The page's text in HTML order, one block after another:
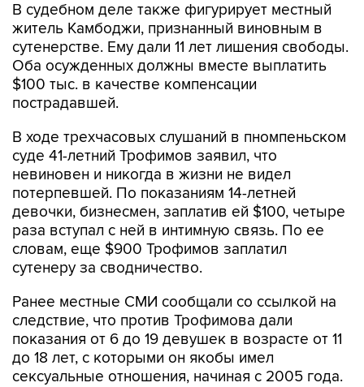
В судебном деле также фигурирует местный
житель Камбоджи, признанный виновным в
сутенерстве. Ему дали 11 лет лишения свободы.
Оба осужденных должны вместе выплатить
$100 тыс. в качестве компенсации
пострадавшей.
В ходе трехчасовых слушаний в пномпеньском
суде 41-летний Трофимов заявил, что
невиновен и никогда в жизни не видел
потерпевшей. По показаниям 14-летней
девочки, бизнесмен, заплатив ей $100, четыре
раза вступал с ней в интимную связь. По ее
словам, еще $900 Трофимов заплатил
сутенеру за сводничество.
Ранее местные СМИ сообщали со ссылкой на
следствие, что против Трофимова дали
показания от 6 до 19 девушек в возрасте от 11
до 18 лет, с которыми он якобы имел
сексуальные отношения, начиная с 2005 года.